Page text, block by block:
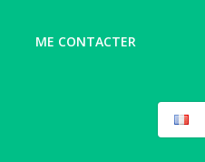
ME CONTACTER